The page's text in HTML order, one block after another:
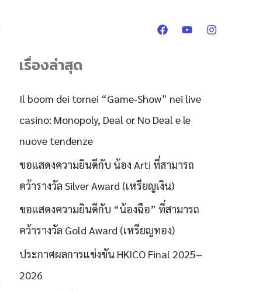
เรื่องล่าสุด
Il boom dei tornei “Game‑Show” nei live
casino: Monopoly, Deal or No Deal e le
nuove tendenze
ขอแสดงความยินดีกับ น้อง Arti ที่สามารถ
คว้ารางวัล Silver Award (เหรียญเงิน)
ขอแสดงความยินดีกับ “น้องฉือ” ที่สามารถ
คว้ารางวัล Gold Award (เหรียญทอง)
ประกาศผลการแข่งขัน HKICO Final 2025–
2026